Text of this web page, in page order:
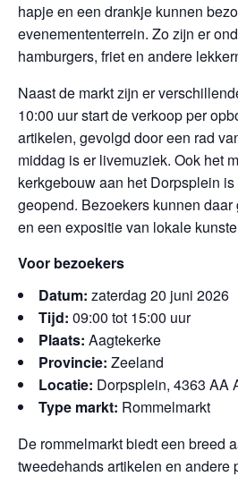
hapje en een drankje kunnen
evenemententerrein. Zo zijn er
hamburgers, friet en andere
Naast de markt zijn er
10:00 uur start de verkoop per
artikelen, gevolgd door een rad
middag is er livemuziek. Ook het
kerkgebouw aan het Dorpsplein
geopend. Bezoekers kunnen
en een expositie van lokale
Voor bezoekers
Datum: zaterdag 20 juni 2026
Tijd: 09:00 tot 15:00 uur
Plaats: Aagtekerke
Provincie: Zeeland
Locatie: Dorpsplein, 4363 AA
Type markt: Rommelmarkt
De rommelmarkt biedt een breed
tweedehands artikelen en andere